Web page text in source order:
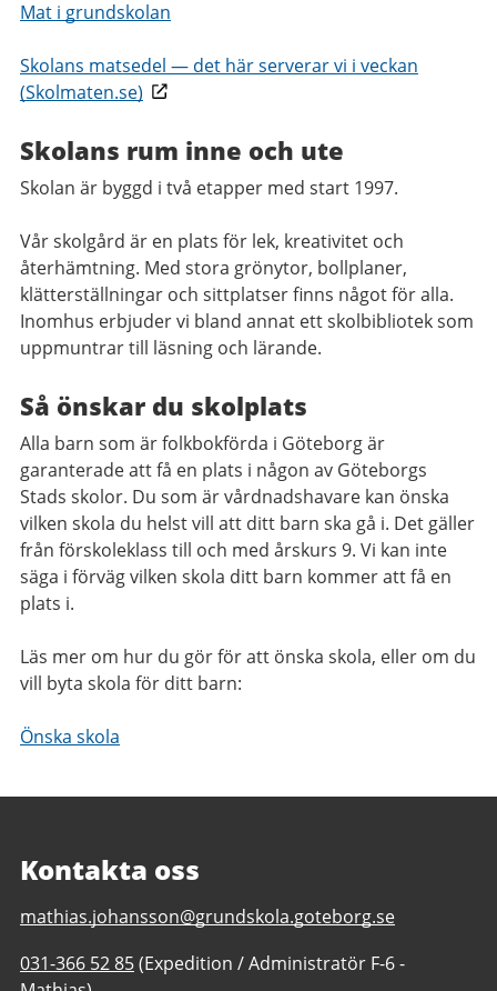
Mat i grundskolan
Skolans matsedel — det här serverar vi i veckan
(Skolmaten.se)
Skolans rum inne och ute
Skolan är byggd i två etapper med start 1997.
Vår skolgård är en plats för lek, kreativitet och
återhämtning. Med stora grönytor, bollplaner,
klätterställningar och sittplatser finns något för alla.
Inomhus erbjuder vi bland annat ett skolbibliotek som
uppmuntrar till läsning och lärande.
Så önskar du skolplats
Alla barn som är folkbokförda i Göteborg är
garanterade att få en plats i någon av Göteborgs
Stads skolor. Du som är vårdnadshavare kan önska
vilken skola du helst vill att ditt barn ska gå i. Det gäller
från förskoleklass till och med årskurs 9. Vi kan inte
säga i förväg vilken skola ditt barn kommer att få en
plats i.
Läs mer om hur du gör för att önska skola, eller om du
vill byta skola för ditt barn:
Önska skola
Kontakta oss
E-
till
mathias.johansson@grundskola.goteborg.se
Telefonnummer
031-366 52 85(Expedition / Administratör F-6 -